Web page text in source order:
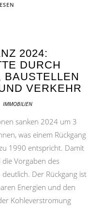
2024:
DURCH
BAUSTELLEN
VERKEHR
IMMOBILIEN
sanken 2024 um 3
was einem Rückgang
1990 entspricht. Damit
Vorgaben des
Der Rückgang ist
Energien und den
Kohleverstromung